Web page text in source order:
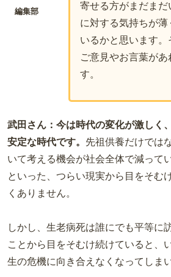
編集部
寄せる方がまだま
に対する気持ちが薄
いるかと思います
ご意見やお言葉があ
す。
武田さん：今は時代の変化が激しく
安定な時代です。 先祖供養だけでは
いて考える機会が社会全体で減って
といった、つらい現実から目をそむ
くありません。
しかし、生老病死は誰にでも平等に
ことから目をそむけ続けていると、
生の危機に向き合えなくなってしま